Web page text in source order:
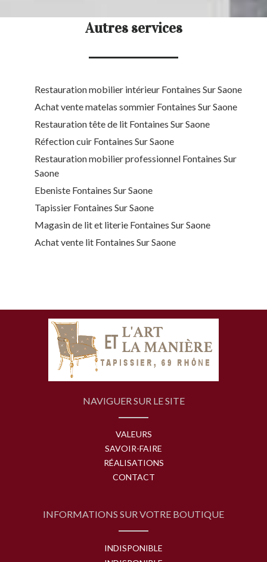
Autres services
Restauration mobilier intérieur Fontaines Sur Saone
Achat vente matelas sommier Fontaines Sur Saone
Restauration tête de lit Fontaines Sur Saone
Réfection cuir Fontaines Sur Saone
Restauration mobilier professionnel Fontaines Sur
Saone
Ebeniste Fontaines Sur Saone
Tapissier Fontaines Sur Saone
Magasin de lit et literie Fontaines Sur Saone
Achat vente lit Fontaines Sur Saone
NAVIGUER SUR LE SITE
VALEURS
SAVOIR-FAIRE
RÉALISATIONS
CONTACT
INFORMATIONS SUR VOTRE BOUTIQUE
INDISPONIBLE